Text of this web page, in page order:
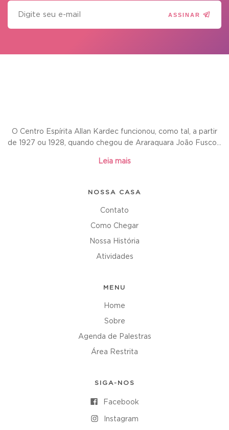
ASSINAR
O Centro Espírita Allan Kardec funcionou, como tal, a partir
de 1927 ou 1928, quando chegou de Araraquara João Fusco...
Leia mais
NOSSA CASA
Contato
Como Chegar
Nossa História
Atividades
MENU
Home
Sobre
Agenda de Palestras
Área Restrita
SIGA-NOS
Facebook
Instagram